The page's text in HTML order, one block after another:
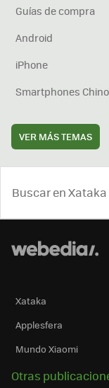
Guías de compra
Android
iPhone
Smartphones
VER MÁS TEMAS
Xataka
Applesfera
Mundo Xiaomi
Otras